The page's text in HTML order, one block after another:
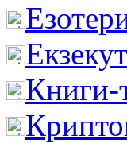
Книги-